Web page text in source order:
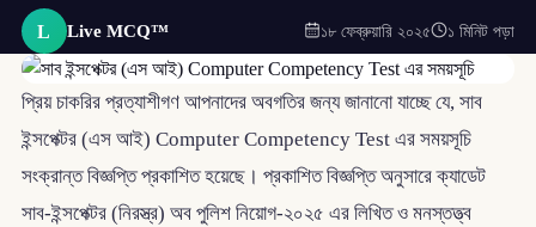
L Live MCQ™ ১৮ ফেব্রুয়ারি ২০২৫ ১ মিনিট পড়া
প্রিয় চাকরির প্রত্যাশীগণ আপনাদের অবগতির জন্য জানানো যাচ্ছে যে, সাব
ইন্সপেক্টর (এস আই) Computer Competency Test এর সময়সূচি
সংক্রান্ত বিজ্ঞপ্তি প্রকাশিত হয়েছে। প্রকাশিত বিজ্ঞপ্তি অনুসারে ক্যাডেট
সাব-ইন্সপেক্টর (নিরস্ত্র) অব পুলিশ নিয়োগ-২০২৫ এর লিখিত ও মনস্তত্ত্ব